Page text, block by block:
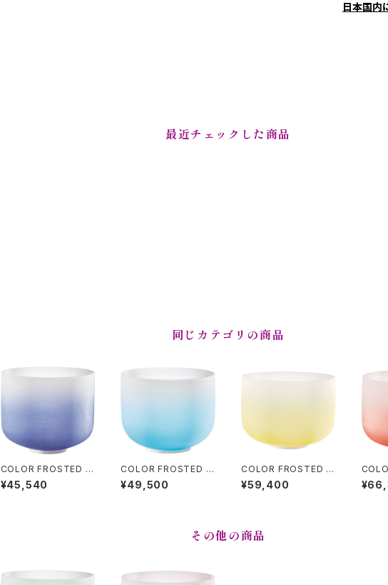
日本国内
最近チェックした商品
同じカテゴリの商品
COLOR FROSTED C
RYSTAL SINGING B
OWLS (クリスタル・シ
¥45,540
COLOR FROSTED C
RYSTAL SINGING B
OWLS (クリスタル・シ
¥49,500
COLOR FROSTED C
RYSTAL SINGING B
OWLS (クリスタル・シ
¥59,400
その他の商品